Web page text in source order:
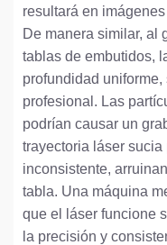
resultará en
De manera similar, al
tablas de embutidos,
profundidad
profesional. Las
podrían causar un
trayectoria láser
inconsistente,
tabla. Una máquina
que el láser funcione
la precisión y